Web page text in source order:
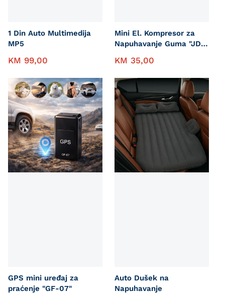
1 Din Auto Multimedija
MP5
KM 99,00
Mini El. Kompresor za
Napuhavanje Guma "JDX-
KM 35,00
GPS mini uređaj za
praćenje "GF-07"
Auto Dušek na
Napuhavanje